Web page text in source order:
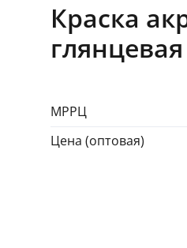
Фото товара
Краска
МРРЦ
Цена (оптовая)